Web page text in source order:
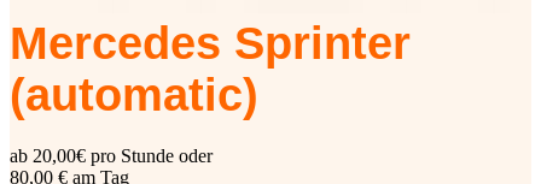
Mercedes Sprinter
(automatic)
ab 20,00€ pro Stunde oder
80,00 € am Tag